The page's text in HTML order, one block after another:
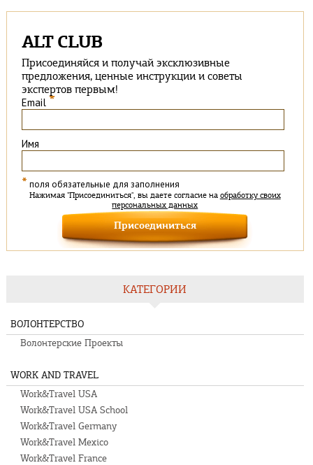
ALT CLUB
Присоединяйся и получай эксклюзивные
предложения, ценные инструкции и советы
экспертов первым!
Email *
Имя
* поля обязательные для заполнения
Нажимая "Присоединиться", вы даете согласие на обработку своих
персональных данных
КАТЕГОРИИ
ВОЛОНТЕРСТВО
Волонтерские Проекты
WORK AND TRAVEL
Work&Travel USA
Work&Travel USA School
Work&Travel Germany
Work&Travel Mexico
Work&Travel France